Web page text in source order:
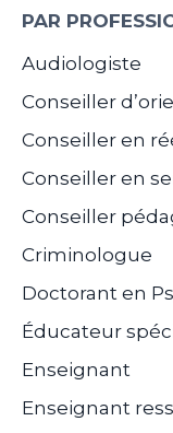
PAR
Audiologiste
Conseiller
Conseiller en
Conseiller en
Conseiller
Criminologue
Doctorant en
Éducateur
Enseignant
Enseignant